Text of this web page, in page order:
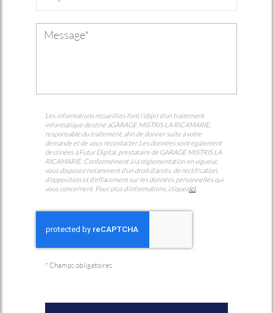
Les informations recueillies font l’objet d’un traitement
informatique destiné àGARAGE MISTRIS LA RICAMARIE,
responsable du traitement, afin de donner suite à votre
demande et de vous recontacter. Les données sont également
destinées à Futur Digital, prestataire de GARAGE MISTRIS LA
RICAMARIE. Conformément à la réglementation en vigueur,
vous disposez notamment d'un droit d'accès, de rectification,
d'opposition et d'effacement sur les données personnelles qui
vous concernent. Pour plus d’informations, cliquezici.
* Champs obligatoires